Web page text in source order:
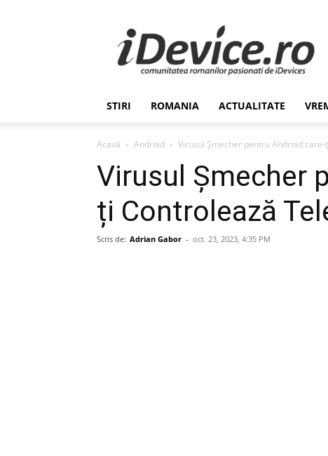
Stiri
de
Ultima
Ora
Romania,
Economie,
–
iDevice.ro
STIRI ROMANIA ACTUALITATE
Acasă Android Virusul Șmecher pentru Android
Virusul Șmecher
ți Controlează
Scris de: Adrian Gabor - oct. 23, 2023, 4:35 PM